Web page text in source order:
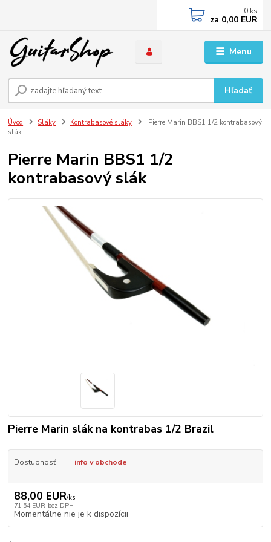
Menu
Hľadať
0 ks
za 0,00 EUR
Úvod Sláky Kontrabasové sláky
Pierre Marin BBS1 1/2 kontrabasový
slák
Pierre Marin BBS1 1/2
kontrabasový slák
Pierre Marin slák na kontrabas 1/2 Brazil
Dostupnosť info v obchode
88,00 EUR/ks
71,54 EUR bez DPH
Momentálne nie je k dispozícii